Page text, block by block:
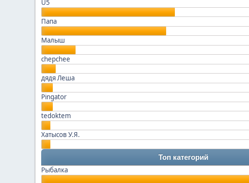
U5
Папа
Малыш
chepchee
дядя Леша
Pingator
tedoktem
Хатысов У.Я.
Топ категорий
Рыбалка